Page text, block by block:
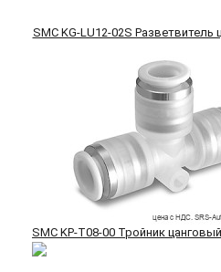
SMC KG-LU12-02S
SMC KP-T08-00 Тройник